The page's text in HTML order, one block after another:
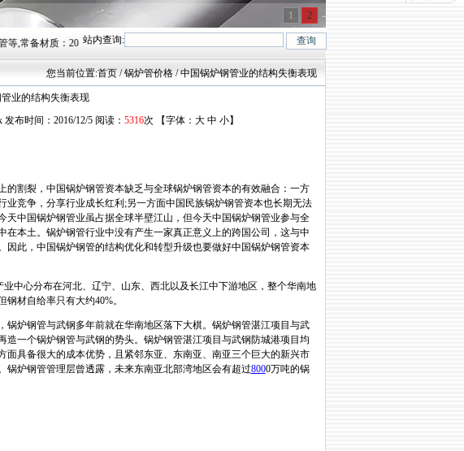
1 2
材质：201、304、304L、316、316L、321等六大常用钢种及2520、309S、904L、317L、347H、2205
站内查询:
您当前位置:首页 / 锅炉管价格 / 中国锅炉钢管业的结构失衡表现
业的结构失衡表现
布时间：2016/12/5 阅读： 5316次 【字体： 大 中 小】
割裂，中国锅炉钢管资本缺乏与全球锅炉钢管资本的有效融合：一方
竞争，分享行业成长红利;另一方面中国民族锅炉钢管资本也长期无法
中国锅炉钢管业虽占据全球半壁江山，但今天中国锅炉钢管业参与全
本土。锅炉钢管行业中没有产生一家真正意义上的跨国公司，这与中
此，中国锅炉钢管的结构优化和转型升级也要做好中国锅炉钢管资本
中心分布在河北、辽宁、山东、西北以及长江中下游地区，整个华南地
材自给率只有大约40%。
炉钢管与武钢多年前就在华南地区落下大棋。锅炉钢管湛江项目与武
一个锅炉钢管与武钢的势头。锅炉钢管湛江项目与武钢防城港项目均
具备很大的成本优势，且紧邻东亚、东南亚、南亚三个巨大的新兴市
炉钢管管理层曾透露，未来东南亚北部湾地区会有超过8000万吨的锅